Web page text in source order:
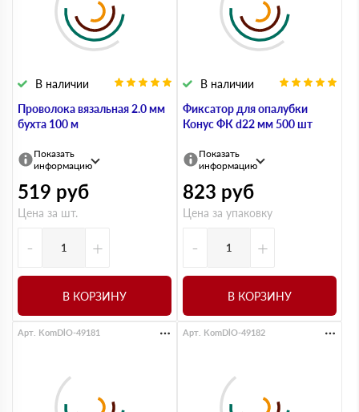
Проволока вязальная 2.0 мм
бухта 100 м
В наличии
Показать
информацию
519 руб
Цена за шт.
- +
В КОРЗИНУ
Фиксатор для опалубки
Конус ФК d22 мм 500 шт
В наличии
Показать
информацию
823 руб
Цена за упаковку
- +
В КОРЗИНУ
Арт. KomDlO-49181 Арт. KomDlO-49182